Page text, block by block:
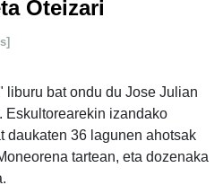
Oteizari
liburu bat ondu du Jose Julian
Eskultorearekin izandako
daukaten 36 lagunen ahotsak
tartean, eta dozenaka